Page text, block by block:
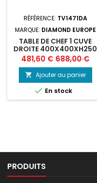
RÉFÉRENCE: TV1471DA
MARQUE: DIAMOND EUROPE
TABLE DE CHEF 1 CUVE
DROITE 400X400XH250
Prix
481,60 € Prix
de
base
688,00 €
 Ajouter au panier
 En stock
PRODUITS